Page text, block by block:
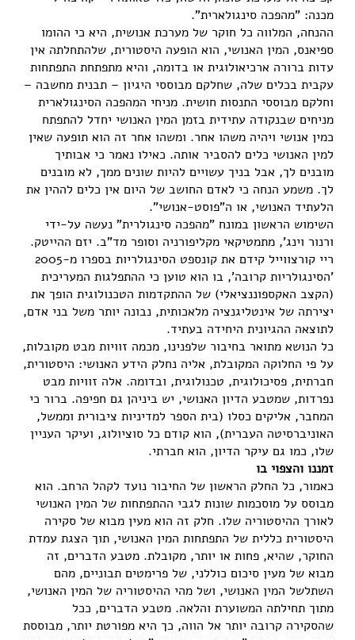
מכנה: "מהפכה סינגולארית".
ההנחה, המלווה כל חוקר של מערכת אנושית, היא כי ההומו
ספיאנס, המין האנושי, הוא הופעה היסטורית, שלהתחלתה אין
עדות ברורה ארכיאולוגית או בדומה, והיא מתפתחת התפתחות
עקבית בכלים שלה, שחלקם מבוססי היגיון – תבנית מחשבה –
וחלקם מבוססי התנסות חושית. מניחי המהפכה הסינגולארית
מניחים שבנקודה עתידית בזמן המין האנושי יחדל להתפתח
כמין אנושי ויהיה משהו אחר. ומשהו אחר זה הוא תופעה שאין
למין האנושי כלים להסביר אותה. כאילו נאמר כי אבותיך
מובנים לך, אבל בניך עשויים להיות שונים ממך, לא מובנים
לך. משמע הנחה כי לאדם החושב של היום אין כלים לההין את
הלעתיד האנושי, או ה"פוסט-אנושי".
השימוש הראשון במונח "מהפכה סינגולרית" נעשה על-ידי
ורנור וינג', מתמטיקאי מקליפורניה וסופר מד"ב. יזם ההייטק.
ריי קורצווייל קידם את קונספט הסינגולריות בספרו מ-2005
'הסינגולריות קרובה', בו הוא טוען כי ההתפלגות המעריכית
(הקצב האקספוננציאלי) של ההתקדמות הטכנולוגית הופך את
יצירתה של אינטליגנציה מלאכותית, נבונה יותר משל בני אדם,
לתוצאה ההגיונית היחידה בעתיד.
כל הנושא מתואר בחיבור שלפנינו, מכמה זוויות מבט מקובלות,
על פי החלוקה המקובלת, אליה נחלק הידע האנושי: היסטורית,
חברתית, פסיכולוגית, טכנולוגית, ובדומה. אלה זוויות מבט
נפרדות, שמטבע הדיון האנושי, יש ביניהן גם חפיפה. ברור כי
המחבר, אליקים כסלו (בית הספר למדיניות ציבורית וממשל,
האוניברסיטה העברית), הוא קודם כל סוציולוג, ועיקר העניין
שלו, כמו גם עיקר הדיון, הוא חברתי.
זמננו והצפוי בו
כאמור, כל החלק הראשון של החיבור נועד לקהל הרחב. הוא
מבוסס על מוסכמות שונות לגבי ההתפתחות של המין האנושי
לאורך ההיסטוריה שלו. חלק זה הוא מעין מבוא של סקירה
היסטורית כללית של התפתחות המין האנושי, תוך הצגת עמדת
החוקר, שהיא, פחות או יותר, מקובלת. מטבע הדברים, זה
מבוא של מעין סיכום כוללני, של פרימטים תבוניים, מהם
השתלשל המין האנושי, ושל מהי ההיסטוריה של המין האנושי,
מתוך תחילתה המשוערת והלאה. מטבע הדברים, ככל
שהסקירה קרובה יותר אל הווה, כך היא מפורטת יותר, מבוססת